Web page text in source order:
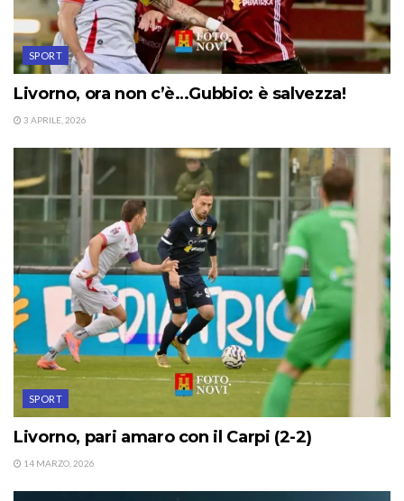
SPORT
Livorno, ora non c’è…Gubbio: è salvezza!
3 APRILE, 2026
SPORT
Livorno, pari amaro con il Carpi (2-2)
14 MARZO, 2026